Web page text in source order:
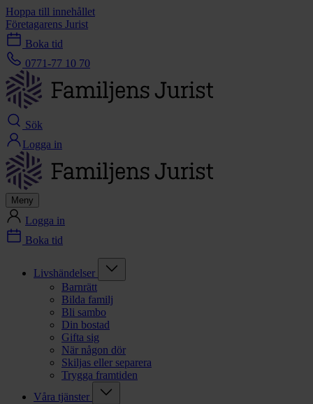
Hoppa till innehållet
Företagarens Jurist
Boka tid
0771-77 10 70
Sök
Logga in
Meny
Logga in
Boka tid
Livshändelser
Barnrätt
Bilda familj
Bli sambo
Din bostad
Gifta sig
När någon dör
Skiljas eller separera
Trygga framtiden
Våra tjänster